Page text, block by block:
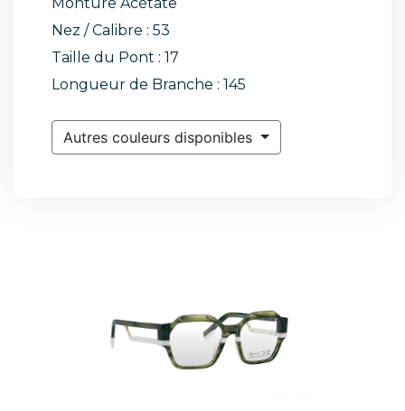
Nez / Calibre : 53
Taille du Pont : 17
Longueur de Branche : 145
Autres couleurs disponibles